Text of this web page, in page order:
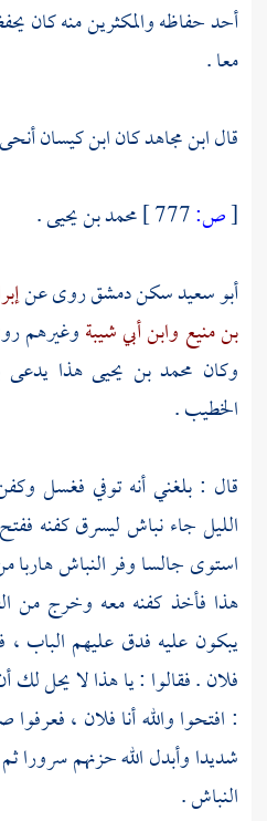
أحد حفاظه والمكثرين منه كان
معا .
قالابن مجاهدكانابن كيسان
[ص:
محمد بن يحيى .
أبو سعيدسكندمشقروى عن
بن منيع وابن أبي شيبةوغيرهم
وكان محمد بن يحيىهذا يدعى
الخطيب .
قال : بلغني أنه توفي فغسل
الليل جاء نباش ليسرق كفنه
استوى جالسا وفر النباش
هذا فأخذ كفنه معه وخرج من
يبكون عليه فدق عليهم الباب ،
فلان . فقالوا : يا هذا لا يحل لك
: افتحوا والله أنا فلان ،
شديدا وأبدل الله حزنهم سرورا
النباش .